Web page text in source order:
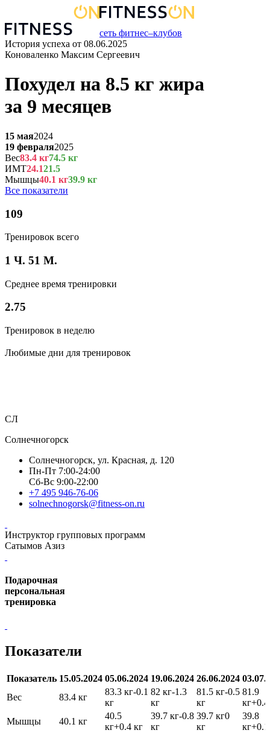
сеть фитнес–клубов
История успеха от 08.06.2025
Коноваленко Максим Сергеевич
Похудел на 8.5 кг жира
за 9 месяцев
15 мая2024
19 февраля2025
Вес83.4 кг74.5 кг
ИМТ24.121.5
Мышцы40.1 кг39.9 кг
Все показатели
109
Тренировок всего
1 Ч. 51 М.
Среднее время тренировки
2.75
Тренировок в неделю
Любимые дни для тренировок
СЛ
Солнечногорск
Солнечногорск, ул. Красная, д. 120
Пн-Пт 7:00-24:00
Сб-Вс 9:00-22:00
+7 495 946-76-06
solnechnogorsk@fitness-on.ru
Инструктор групповых программ
Сатымов Азиз
Подарочная
персональная
тренировка
Показатели
Показатель 15.05.2024 05.06.2024 19.06.2024 26.06.2024
Вес
83.4 кг
83.3 кг-0.1
кг
82 кг-1.3
кг
81.5 кг-0.5
кг
81.9
кг
Мышцы
40.1 кг
40.5
кг+0.4 кг
39.7 кг-0.8
кг
39.7 кг0
кг
39.8
кг